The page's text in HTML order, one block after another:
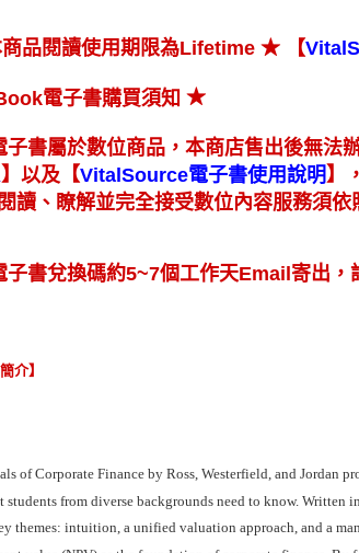
品閱讀使用期限為Lifetime★ 【
電子書購買須知★
子書屬於數位商品，本商店售出後無法
】以及 【VitalSource電子書使用說明 】
讀、瞭解並完全接受數位內容服務須
子書兌換碼約5~7個工作天Email寄出，
介】
of Corporate Finance by Ross, Westerfield, and Jordan
students from diverse backgrounds need to know.
themes: intuition, a unified valuation approach, and a